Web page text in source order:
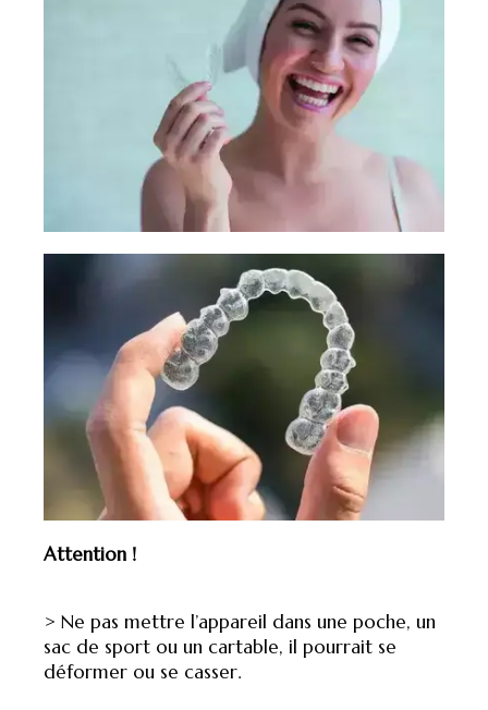
Attention !
> Ne pas mettre l’appareil dans une poche, un
sac de sport ou un cartable, il pourrait se
déformer ou se casser.